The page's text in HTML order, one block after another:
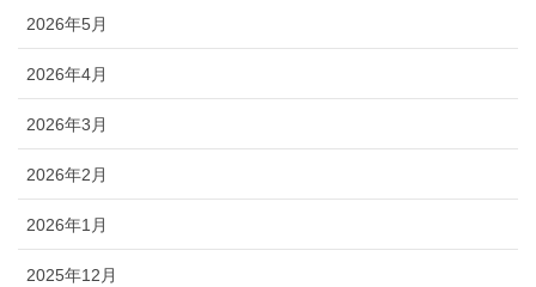
2026年5月
2026年4月
2026年3月
2026年2月
2026年1月
2025年12月